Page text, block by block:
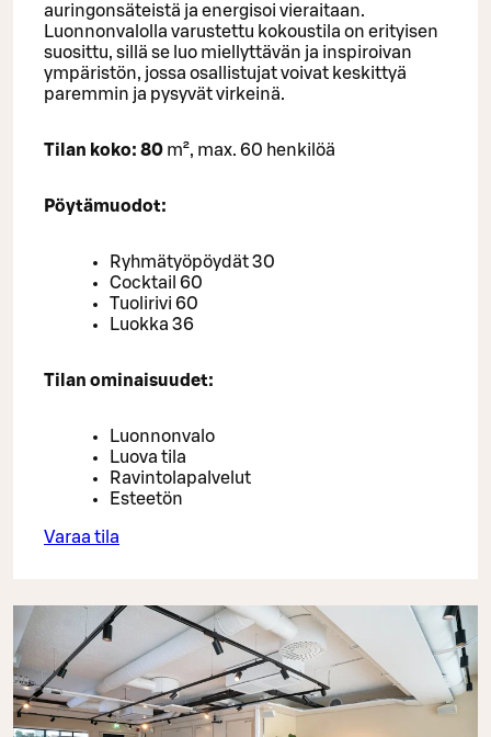
auringonsäteistä ja energisoi vieraitaan.
Luonnonvalolla varustettu kokoustila on erityisen
suosittu, sillä se luo miellyttävän ja inspiroivan
ympäristön, jossa osallistujat voivat keskittyä
paremmin ja pysyvät virkeinä.
Tilan koko: 80 m², max. 60 henkilöä
Pöytämuodot:
Ryhmätyöpöydät 30
Cocktail 60
Tuolirivi 60
Luokka 36
Tilan ominaisuudet:
Luonnonvalo
Luova tila
Ravintolapalvelut
Esteetön
Varaa tila